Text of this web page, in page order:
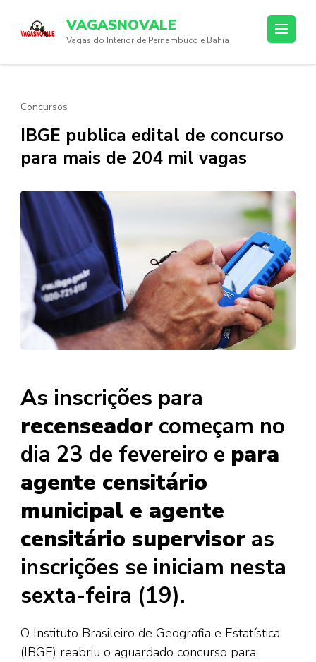
(Press
VAGASNOVALE
Vagas do Interior de Pernambuco e Bahia
Concursos
IBGE publica edital de concurso
para mais de 204 mil vagas
As inscrições para
recenseador começam no
dia 23 de fevereiro e para
agente censitário
municipal e agente
censitário supervisor as
inscrições se iniciam nesta
sexta-feira (19).
O Instituto Brasileiro de Geografia e Estatística
(IBGE) reabriu o aguardado concurso para